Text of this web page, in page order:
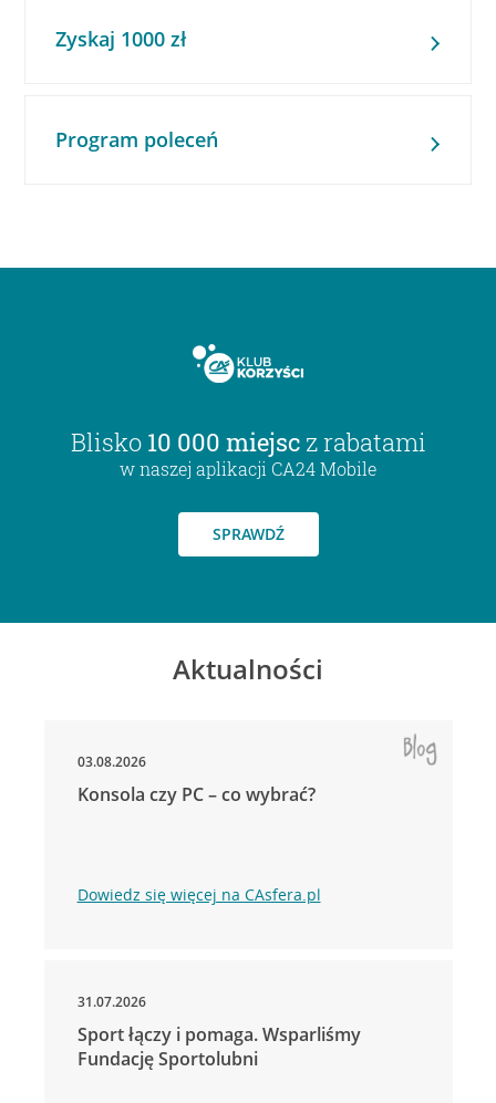
Zyskaj 1000 zł
Program poleceń
Blisko 10 000 miejsc z rabatami
w naszej aplikacji CA24 Mobile
SPRAWDŹ
Aktualności
03.08.2026
Konsola czy PC – co wybrać?
Dowiedz się więcej na CAsfera.pl
31.07.2026
Sport łączy i pomaga. Wsparliśmy
Fundację Sportolubni